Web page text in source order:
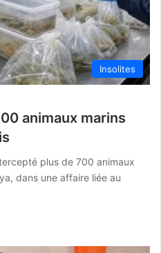
Insolites
animaux marins
plus de 700 animaux
dans une affaire liée au